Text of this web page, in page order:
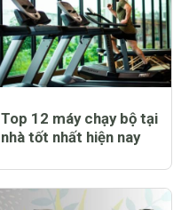
Top 12 máy chạy bộ tại
nhà tốt nhất hiện nay